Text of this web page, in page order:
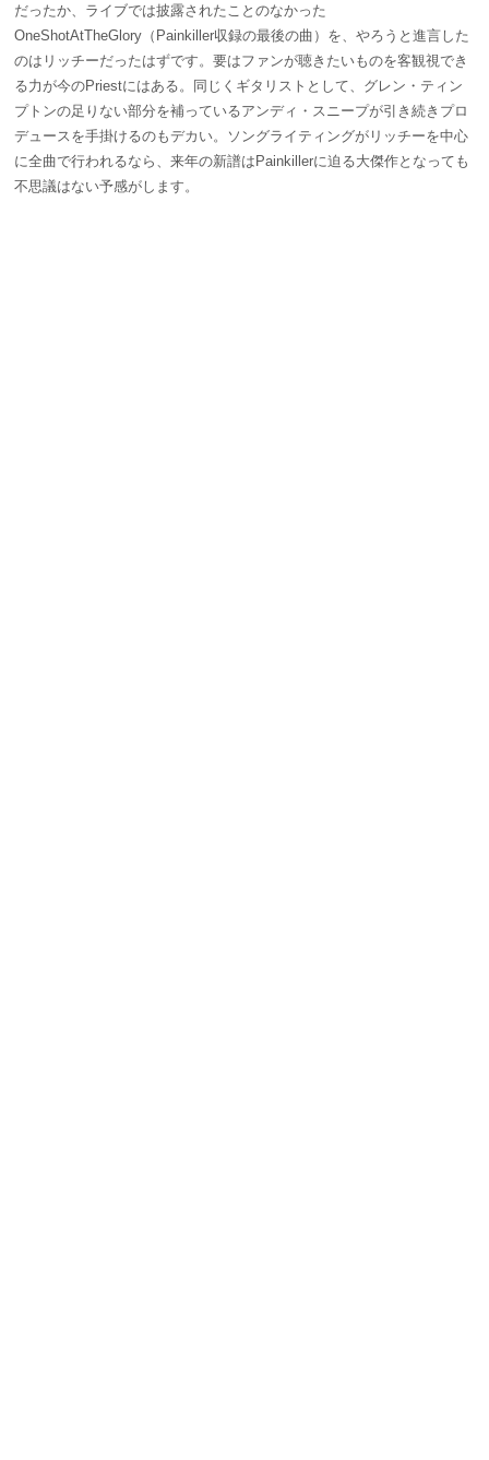
だったか、ライブでは披露されたことのなかった
OneShotAtTheGlory（Painkiller収録の最後の曲）を、やろうと進言した
のはリッチーだったはずです。要はファンが聴きたいものを客観視でき
る力が今のPriestにはある。同じくギタリストとして、グレン・ティン
プトンの足りない部分を補っているアンディ・スニープが引き続きプロ
デュースを手掛けるのもデカい。
ソングライティングがリッチーを中心
に全曲で行われるなら、来年の新譜はPainkillerに迫る大傑作となっても
不思議はない予感がします。